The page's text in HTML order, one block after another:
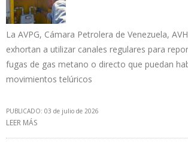
La AVPG, Cámara Petrolera de Venezuela,
exhortan a utilizar canales regulares para
fugas de gas metano o directo que puedan
movimientos telúricos
PUBLICADO: 03 de julio de 2026
LEER MÁS